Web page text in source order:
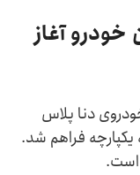
آغاز
دنا پلاس
سال ۱۴۰۳ در سامانه یکپارچه فراهم شد.
است.